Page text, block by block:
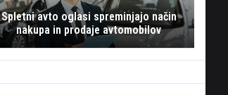
Spletni avto oglasi spreminjajo način
nakupa in prodaje avtomobilov